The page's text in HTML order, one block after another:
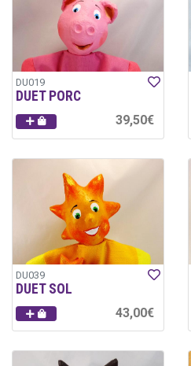
DU019
DUET PORC
39,50€
DU039
DUET SOL
43,00€